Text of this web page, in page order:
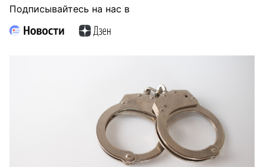
Подписывайтесь на нас в